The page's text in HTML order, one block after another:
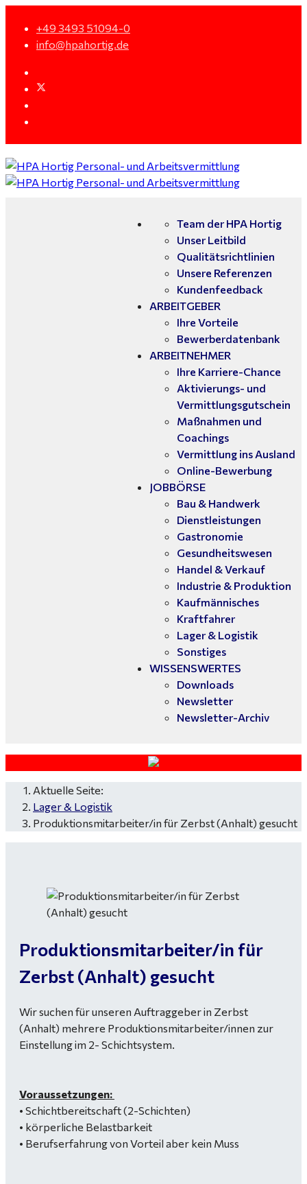
+49 3493 51094-0
info@hpahortig.de
Team der HPA Hortig
Unser Leitbild
Qualitätsrichtlinien
Unsere Referenzen
Kundenfeedback
ARBEITGEBER
Ihre Vorteile
Bewerberdatenbank
ARBEITNEHMER
Ihre Karriere-Chance
Aktivierungs- und
Vermittlungsgutschein
Maßnahmen und
Coachings
Vermittlung ins Ausland
Online-Bewerbung
JOBBÖRSE
Bau & Handwerk
Dienstleistungen
Gastronomie
Gesundheitswesen
Handel & Verkauf
Industrie & Produktion
Kaufmännisches
Kraftfahrer
Lager & Logistik
Sonstiges
WISSENSWERTES
Downloads
Newsletter
Newsletter-Archiv
Aktuelle Seite:
Lager & Logistik
Produktionsmitarbeiter/in für Zerbst (Anhalt) gesucht
Produktionsmitarbeiter/in für
Zerbst (Anhalt) gesucht
Wir suchen für unseren Auftraggeber in Zerbst
(Anhalt) mehrere Produktionsmitarbeiter/innen zur
Einstellung im 2- Schichtsystem.
Voraussetzungen:
• Schichtbereitschaft (2-Schichten)
• körperliche Belastbarkeit
• Berufserfahrung von Vorteil aber kein Muss